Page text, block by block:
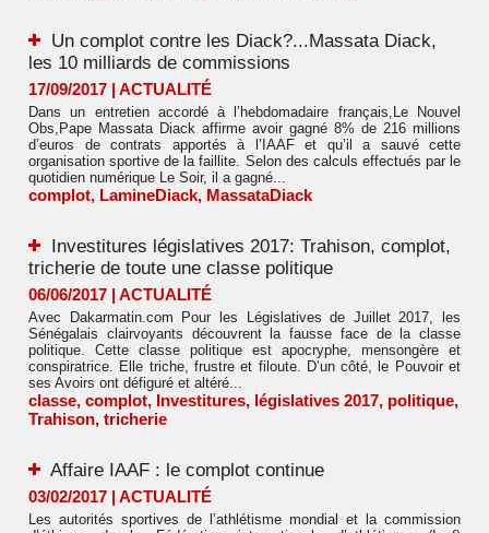
Un complot contre les Diack?...Massata Diack,
les 10 milliards de commissions
17/09/2017 | ACTUALITÉ
Dans un entretien accordé à l’hebdomadaire français,Le Nouvel
Obs,Pape Massata Diack affirme avoir gagné 8% de 216 millions
d’euros de contrats apportés à l’IAAF et qu’il a sauvé cette
organisation sportive de la faillite. Selon des calculs effectués par le
quotidien numérique Le Soir, il a gagné...
complot, LamineDiack, MassataDiack
Investitures législatives 2017: Trahison, complot,
tricherie de toute une classe politique
06/06/2017 | ACTUALITÉ
Avec Dakarmatin.com Pour les Législatives de Juillet 2017, les
Sénégalais clairvoyants découvrent la fausse face de la classe
politique. Cette classe politique est apocryphe, mensongère et
conspiratrice. Elle triche, frustre et filoute. D’un côté, le Pouvoir et
ses Avoirs ont défiguré et altéré...
classe, complot, Investitures, législatives 2017, politique,
Trahison, tricherie
Affaire IAAF : le complot continue
03/02/2017 | ACTUALITÉ
Les autorités sportives de l’athlétisme mondial et la commission